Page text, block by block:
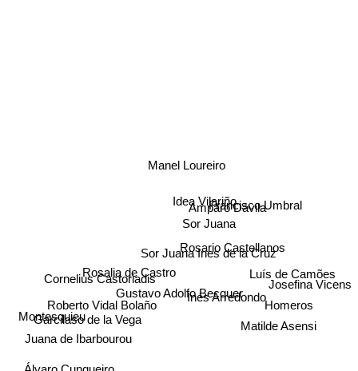
Gustavo Adolfo Becquer
Rosalia de Castro
Sor Juana Ines de la Cruz
Sor Juana
Manel Loureiro
Idea Vilariño
Inés Arredondo
Rosario Castellanos
Garcilaso de la Vega
Roberto Vidal Bolaño
Amparo Dávila
Matilde Asensi
Francisco Umbral
Cornelius Castoriadis
Álvaro Cunqueiro
Homeros
Luís de Camões
Juana de Ibarbourou
Josefina Vicens
Montesquieu